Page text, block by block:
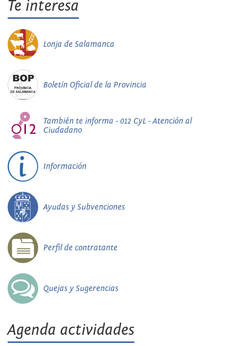
Te interesa
Lonja de Salamanca
Boletín Oficial de la Provincia
También te informa - 012 CyL - Atención al
Ciudadano
Información
Ayudas y Subvenciones
Perfil de contratante
Quejas y Sugerencias
Agenda actividades